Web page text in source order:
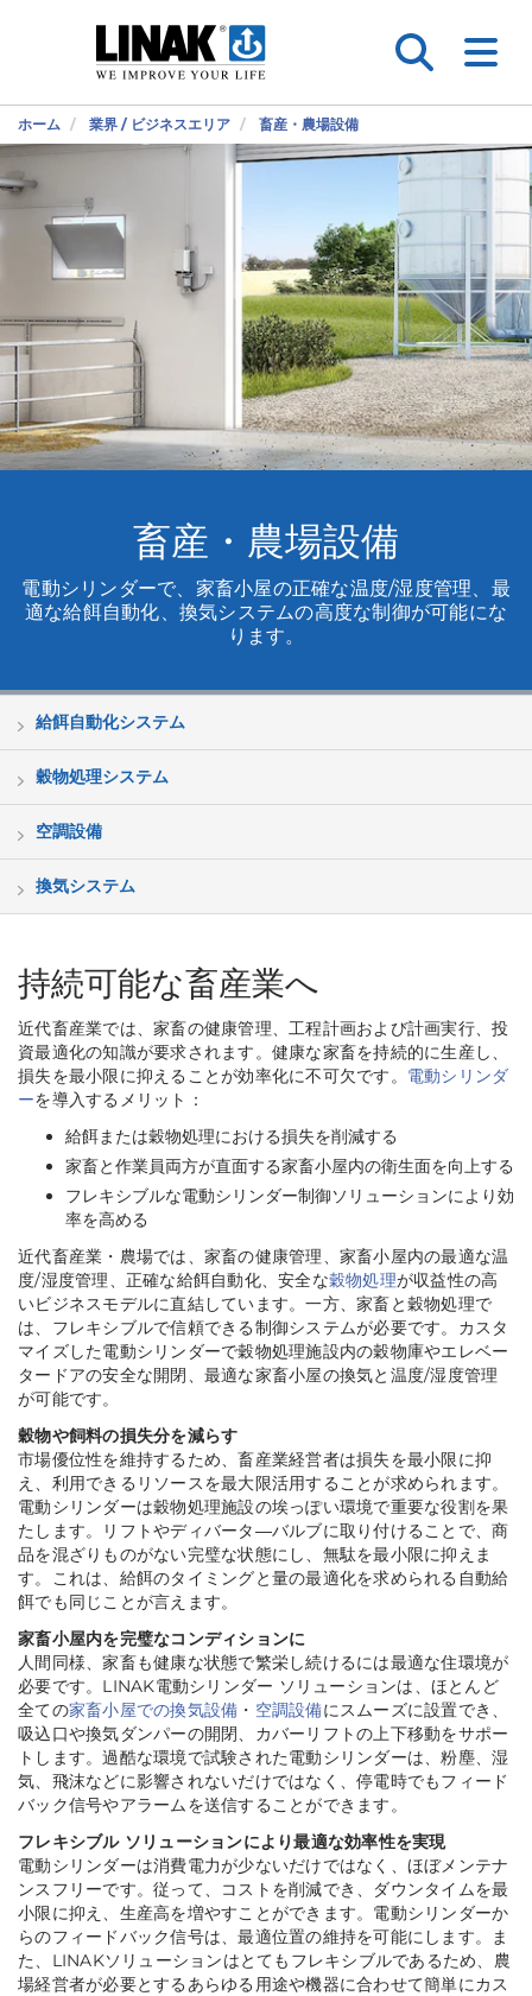
ホーム 業界 / ビジネスエリア 畜産・農場設備
畜産・農場設備
電動シリンダーで、家畜小屋の正確な温度/湿度管理、最
適な給餌自動化、換気システムの高度な制御が可能にな
ります。
給餌自動化システム
穀物処理システム
空調設備
換気システム
持続可能な畜産業へ
近代畜産業では、家畜の健康管理、工程計画および計画実行、投
資最適化の知識が要求されます。健康な家畜を持続的に生産し、
損失を最小限に抑えることが効率化に不可欠です。 電動シリンダ
ーを導入するメリット：
給餌または穀物処理における損失を削減する
家畜と作業員両方が直面する家畜小屋内の衛生面を向上する
フレキシブルな電動シリンダー制御ソリューションにより効
率を高める
近代畜産業・農場では、家畜の健康管理、家畜小屋内の最適な温
度/湿度管理、正確な給餌自動化、安全な穀物処理が収益性の高
いビジネスモデルに直結しています。一方、家畜と穀物処理で
は、フレキシブルで信頼できる制御システムが必要です。カスタ
マイズした電動シリンダーで穀物処理施設内の穀物庫やエレベー
タードアの安全な開閉、最適な家畜小屋の換気と温度/湿度管理
が可能です。
穀物や飼料の損失分を減らす
市場優位性を維持するため、畜産業経営者は損失を最小限に抑
え、利用できるリソースを最大限活用することが求められます。
電動シリンダーは穀物処理施設の埃っぽい環境で重要な役割を果
たします。リフトやディバータ―バルブに取り付けることで、商
品を混ざりものがない完璧な状態にし、無駄を最小限に抑えま
す。これは、給餌のタイミングと量の最適化を求められる自動給
餌でも同じことが言えます。
家畜小屋内を完璧なコンディションに
人間同様、家畜も健康な状態で繁栄し続けるには最適な住環境が
必要です。LINAK電動シリンダー ソリューションは、ほとんど
全ての家畜小屋での換気設備 ・ 空調設備にスムーズに設置でき、
吸込口や換気ダンパーの開閉、カバーリフトの上下移動をサポー
トします。過酷な環境で試験された電動シリンダーは、粉塵、湿
気、飛沫などに影響されないだけではなく、停電時でもフィード
バック信号やアラームを送信することができます。
フレキシブル ソリューションにより最適な効率性を実現
電動シリンダーは消費電力が少ないだけではなく、ほぼメンテナ
ンスフリーです。従って、コストを削減でき、ダウンタイムを最
小限に抑え、生産高を増やすことができます。電動シリンダーか
らのフィードバック信号は、最適位置の維持を可能にします。ま
た、LINAKソリューションはとてもフレキシブルであるため、農
場経営者が必要とするあらゆる用途や機器に合わせて簡単にカス